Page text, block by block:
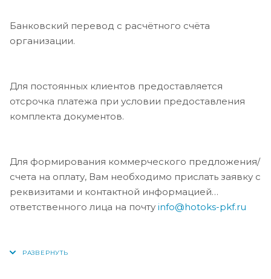
Банковский перевод с расчётного счёта
организации.
Для постоянных клиентов предоставляется
отсрочка платежа при условии предоставления
комплекта документов.
Для формирования коммерческого предложения/
счета на оплату, Вам необходимо прислать заявку с
реквизитами и контактной информацией
ответственного лица на почту info@hotoks-pkf.ru